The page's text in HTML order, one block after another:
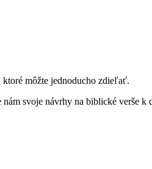
ktoré môžte jednoducho zdieľať.
svoje návrhy na biblické verše k